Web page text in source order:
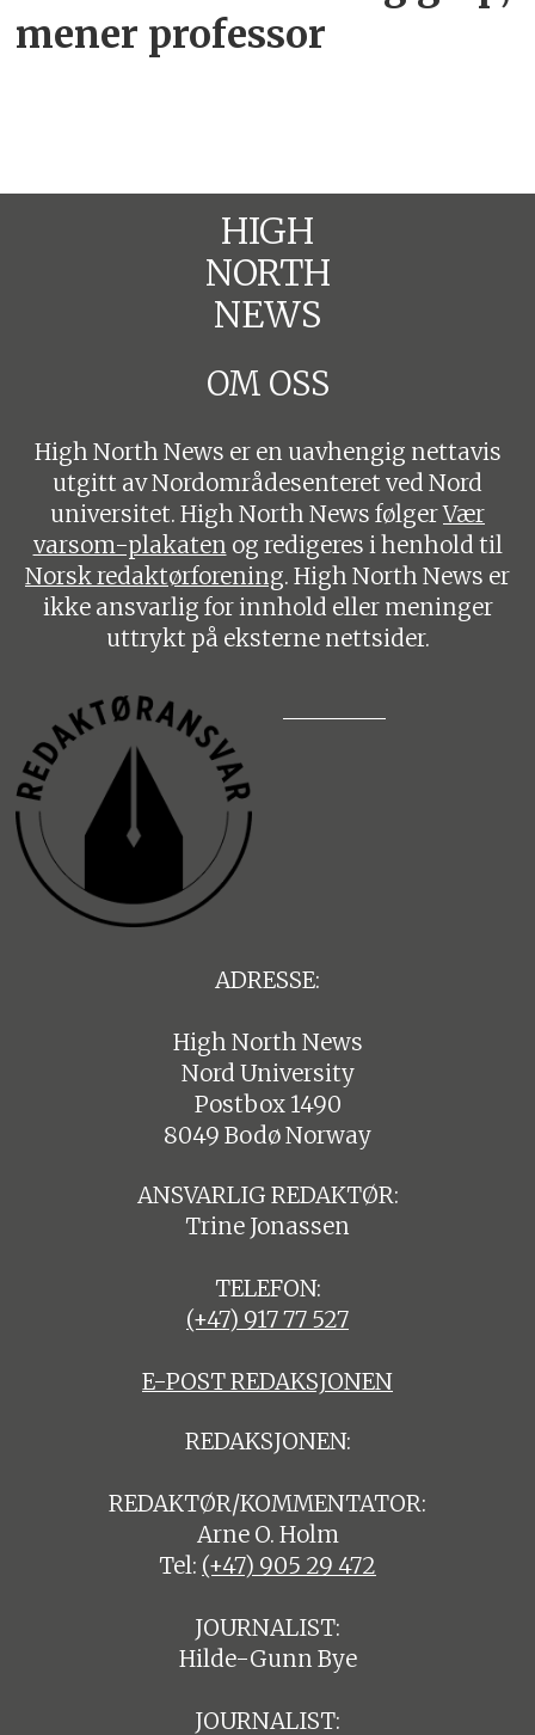
mener professor
HIGH
NORTH
NEWS
OM OSS
High North News er en uavhengig nettavis
utgitt av Nordområdesenteret ved Nord
universitet. High North News følgerVær
varsom-plakaten og redigeres i henhold til
Norsk redaktørforening. High North News er
ikke ansvarlig for innhold eller meninger
uttrykt på eksterne nettsider.
ADRESSE:
High North News
Nord University
Postbox 1490
8049 Bodø Norway
ANSVARLIG REDAKTØR:
Trine Jonassen
TELEFON:
(+47) 917 77 527
E-POST REDAKSJONEN
REDAKSJONEN:
REDAKTØR/KOMMENTATOR:
Arne O. Holm
Tel: (+47) 905 29 472
JOURNALIST:
Hilde-Gunn Bye
JOURNALIST: